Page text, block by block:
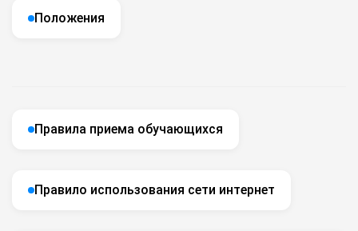
Положения
Правила приема обучающихся
Правило использования сети интернет